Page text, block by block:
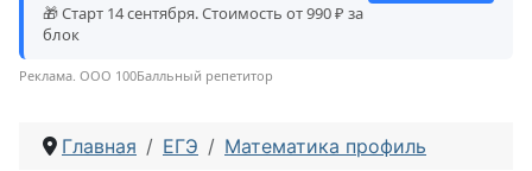
🎁 Старт 14 сентября. Стоимость от 990 ₽ за
блок
Реклама. ООО 100Балльный репетитор
Главная ЕГЭ Математика профиль